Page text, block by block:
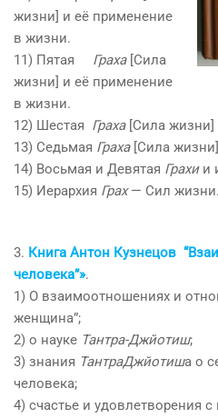
жизни] и её применение
в жизни.
11) Пятая Граха[Сила
жизни] и её применение
в жизни.
12) Шестая Граха[Сила жизни]
13) Седьмая Граха[Сила
14) Восьмая и Девятая Грахии
15) Иерархия Грах— Сил жизни.
3. Книга Антон Кузнецов
человека”».
1) О взаимоотношениях и
женщина”;
2) о науке Тантра-Джйотиш;
3) знания ТантраДжйотиша о
человека;
4) счастье и удовлетворения